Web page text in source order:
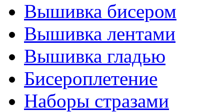
Вышивка бисером
Вышивка лентами
Вышивка гладью
Бисероплетение
Наборы стразами